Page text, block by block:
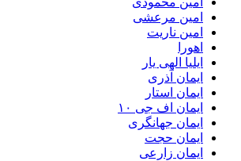
امین مرعشی
امین ناریت
اهورا
ایلیا الهی یار
ایمان آذری
ایمان استار
ایمان اف جی ۱۰
ایمان جهانگری
ایمان حجت
ایمان زارعی